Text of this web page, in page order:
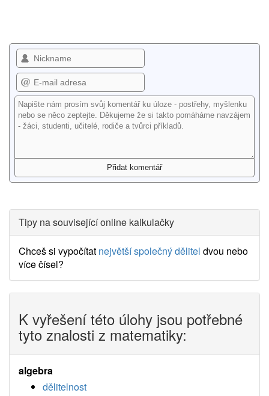
Tipy na související online kalkulačky
Chceš si vypočítat největší společný dělitel dvou nebo
více čísel?
K vyřešení této úlohy jsou potřebné
tyto znalosti z matematiky:
algebra
dělitelnost